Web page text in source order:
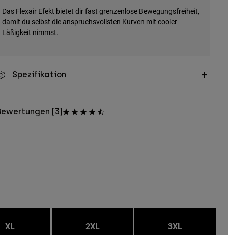
Das Flexair Efekt bietet dir fast grenzenlose Bewegungsfreiheit,
damit du selbst die anspruchsvollsten Kurven mit cooler
Läßigkeit nimmst.
Spezifikation
[3]
XL 2XL 3XL